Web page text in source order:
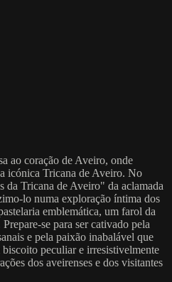
ao coração de Aveiro, onde
icónica Tricana de Aveiro. No
da Tricana de Aveiro" da aclamada
lo numa exploração íntima dos
emblemática, um farol da
se para ser cativado pela
e pela paixão inabalável que
peculiar e irresistivelmente
dos aveirenses e dos visitantes